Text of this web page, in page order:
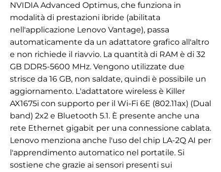
NVIDIA Advanced Optimus, che funziona in
modalità di prestazioni ibride (abilitata
nell'applicazione Lenovo Vantage), passa
automaticamente da un adattatore grafico all'altro
e non richiede il riavvio. La quantità di RAM è di 32
GB DDR5-5600 MHz. Vengono utilizzate due
strisce da 16 GB, non saldate, quindi è possibile un
aggiornamento. L'adattatore wireless è Killer
AX1675i con supporto per il Wi-Fi 6E (802.11ax) (Dual
band) 2x2 e Bluetooth 5.1. È presente anche una
rete Ethernet gigabit per una connessione cablata.
Lenovo menziona anche l'uso del chip LA-2Q AI per
l'apprendimento automatico nel portatile. Si
sostiene che grazie ai sensori presenti sui